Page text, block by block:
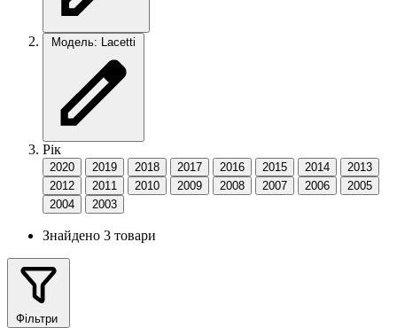
Модель: Lacetti
Рік
2020 2019 2018 2017 2016 2015 2014
2013
2012
2011 2010 2009 2008 2007 2006
2005
2004
2003
Знайдено 3 товари
Фільтри